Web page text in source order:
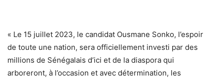
« Le 15 juillet 2023, le candidat Ousmane Sonko, l’espoir
de toute une nation, sera officiellement investi par des
millions de Sénégalais d’ici et de la diaspora qui
arboreront, à l’occasion et avec détermination, les